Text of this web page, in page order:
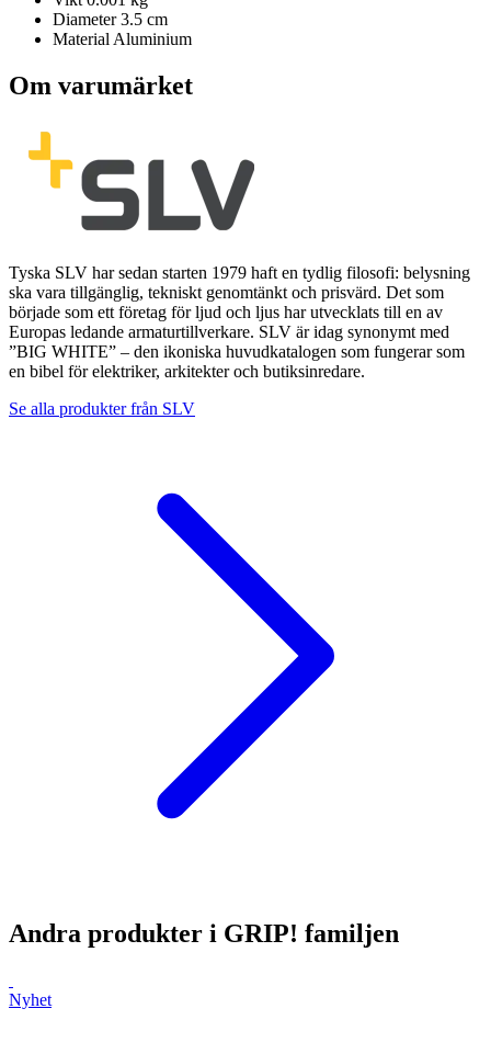
Diameter3.5 cm
Material Aluminium
Om varumärket
Tyska SLV har sedan starten 1979 haft en tydlig filosofi: belysning
ska vara tillgänglig, tekniskt genomtänkt och prisvärd. Det som
började som ett företag för ljud och ljus har utvecklats till en av
Europas ledande armaturtillverkare. SLV är idag synonymt med
”BIG WHITE” – den ikoniska huvudkatalogen som fungerar som
en bibel för elektriker, arkitekter och butiksinredare.
Se alla produkter från SLV
Andra produkter i GRIP! familjen
Nyhet